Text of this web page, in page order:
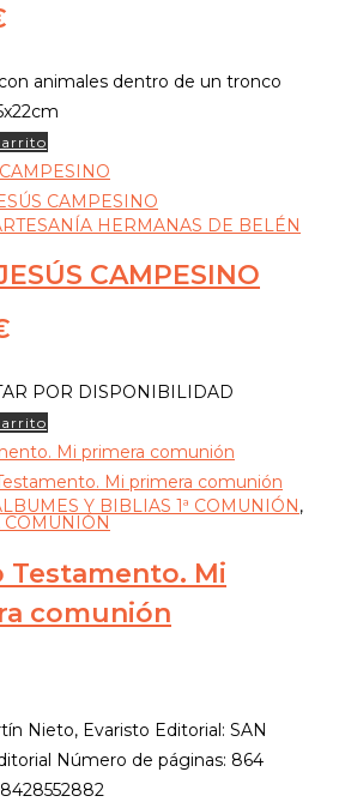
animales dentro de un tronco
HERMANAS DE BELÉN
CAMPESINO
POR DISPONIBILIDAD
Y BIBLIAS 1ª COMUNIÓN ,
COMUNIÓN
Testamento. Mi
comunión
Nieto, Evaristo Editorial: SAN
Número de páginas: 864